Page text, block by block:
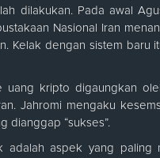
dilakukan. Pada awal
Nasional Iran
Kelak dengan sistem
uang kripto digaungkan
Jahromi mengaku
dianggap “sukses”.
adalah aspek yang paling